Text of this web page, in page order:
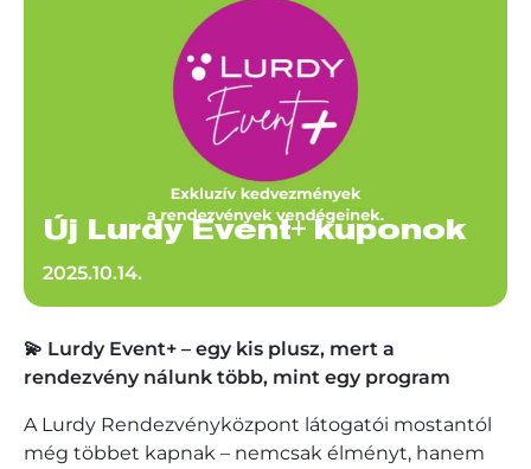
Új Lurdy Event+ kuponok
2025.10.14.
💫 Lurdy Event+ – egy kis plusz, mert a
rendezvény nálunk több, mint egy program
A Lurdy Rendezvényközpont látogatói mostantól
még többet kapnak – nemcsak élményt, hanem